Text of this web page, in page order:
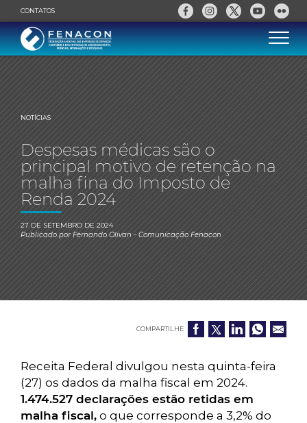
CONTATOS
NOTÍCIAS
Despesas médicas são o
principal motivo de retenção na
malha fina do Imposto de
Renda 2024
27 DE SETEMBRO DE 2024
Publicado porFernando Olivan- Comunicação Fenacon
COMPARTILHE
Receita Federal divulgou nesta quinta-feira
(27) os dados da malha fiscal em 2024.
1.474.527 declarações estão retidas em
malha fiscal, o que corresponde a 3,2% do